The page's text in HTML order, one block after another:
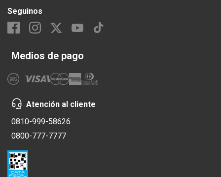
Seguinos
Medios de pago
Atención al cliente
0810-999-58626
0800-777-7777